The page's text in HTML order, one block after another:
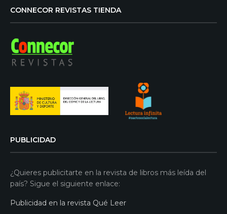
CONNECOR REVISTAS TIENDA
PUBLICIDAD
¿Quieres publicitarte en la revista de libros más leída del
país? Sigue el siguiente enlace:
Publicidad en la revista Qué Leer